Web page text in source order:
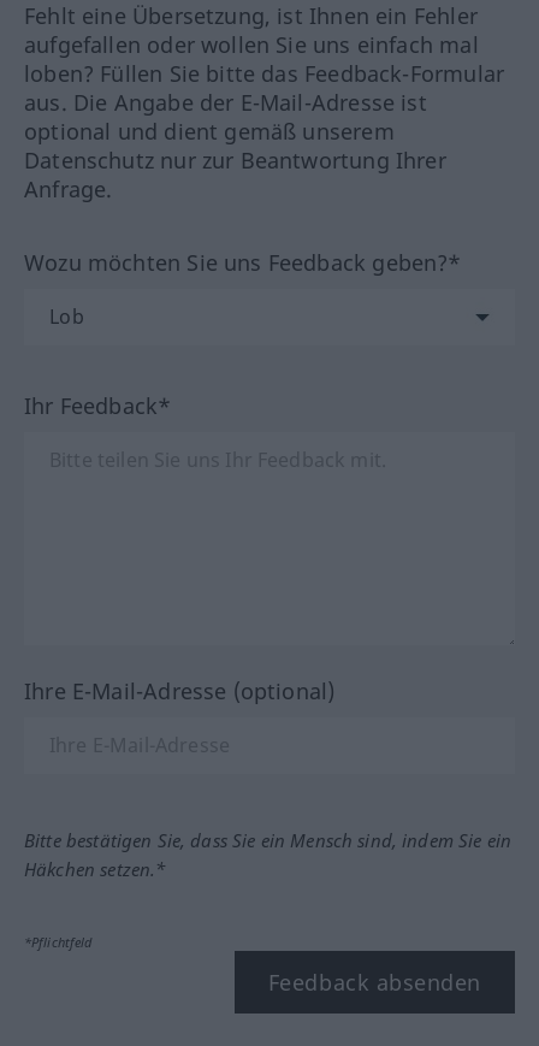
Fehlt eine Übersetzung, ist Ihnen ein Fehler
aufgefallen oder wollen Sie uns einfach mal
loben? Füllen Sie bitte das Feedback-Formular
aus. Die Angabe der E-Mail-Adresse ist
optional und dient gemäß unserem
Datenschutz nur zur Beantwortung Ihrer
Anfrage.
Wozu möchten Sie uns Feedback geben?*
Ihr Feedback*
Ihre E-Mail-Adresse (optional)
Bitte bestätigen Sie, dass Sie ein Mensch sind, indem Sie ein
Häkchen setzen.*
*Pflichtfeld
Feedback absenden